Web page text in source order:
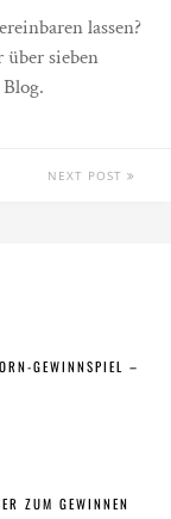
lassen?
über sieben
NEXT POST
GEWINNSPIEL –
ZUM GEWINNEN